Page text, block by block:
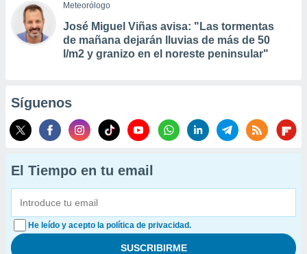
Meteorólogo
José Miguel Viñas avisa: "Las tormentas
de mañana dejarán lluvias de más de 50
l/m2 y granizo en el noreste peninsular"
Síguenos
El Tiempo en tu email
He leído y acepto la política de privacidad.